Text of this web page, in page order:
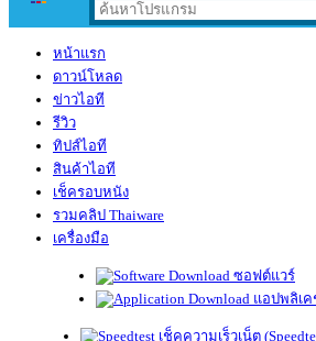
หน้าแรก
ดาวน์โหลด
ข่าวไอที
รีวิว
ทิปส์ไอที
สินค้าไอที
เช็ครอบหนัง
รวมคลิป Thaiware
เครื่องมือ
ซอฟต์แวร์
แอปพลิเ
เช็คความเร็วเน็ต